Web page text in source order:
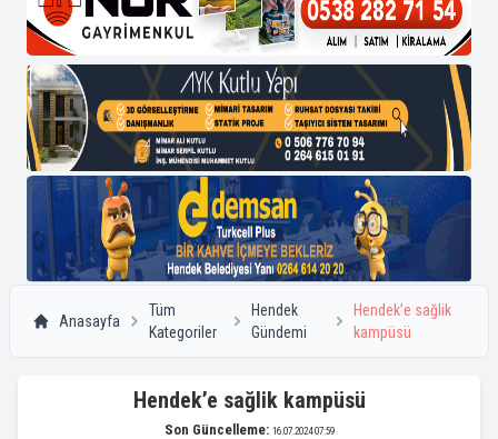
Anasayfa
Tüm
Kategoriler
Hendek
Gündemi
Hendek’e sağlik
kampüsü
Hendek’e sağlik kampüsü
Son Güncelleme: 16.07.2024 07:59